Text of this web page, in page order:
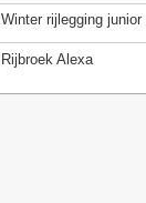
Winter rijlegging junior
Rijbroek Alexa